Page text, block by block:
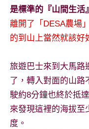
哥
泰
國
遊
書
作
者、
各
發
是標準的『山間生活
離開了「DESA農場
的到山上當然就該好
旅遊巴士來到大馬路
了，轉入對面的山
駛約8分鐘也終於抵
來發現這裡的海拔至
度。